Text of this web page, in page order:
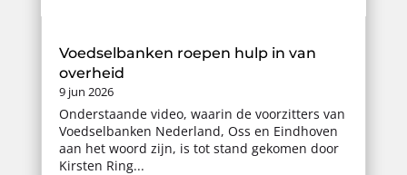
Voedselbanken roepen hulp in van
overheid
9 jun 2026
Onderstaande video, waarin de voorzitters van
Voedselbanken Nederland, Oss en Eindhoven
aan het woord zijn, is tot stand gekomen door
Kirsten Ring...